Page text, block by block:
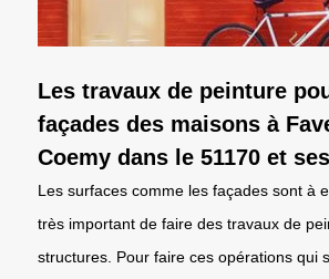
Les travaux de peinture
façades des maisons à
Coemy dans le 51170 et
Les surfaces comme les façades sont à
très important de faire des travaux de
structures. Pour faire ces opérations qui